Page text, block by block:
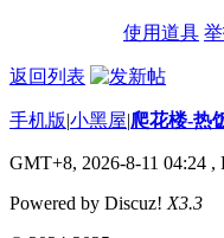
使用道具
返回列表
手机版|小黑屋|爬花楼-热
GMT+8, 2026-8-11 04:24 ,
Powered by Discuz! X3.3